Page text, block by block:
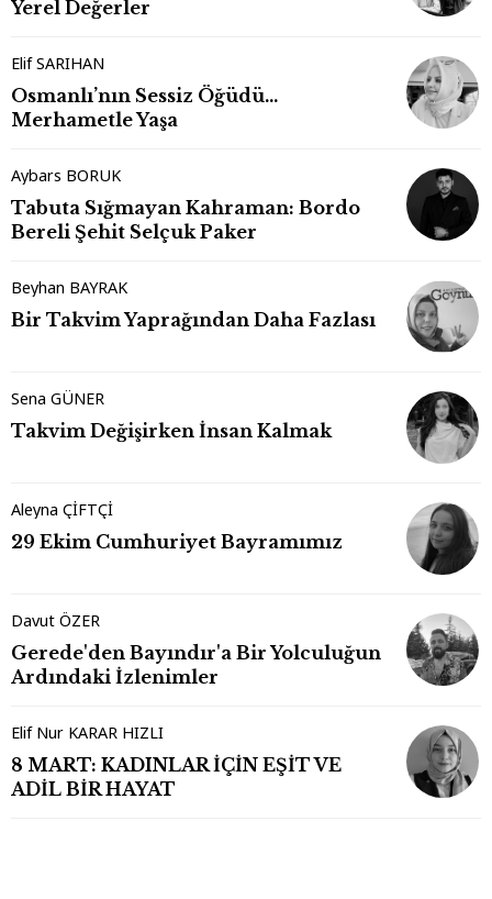
Yerel Değerler
Elif SARIHAN
Osmanlı’nın Sessiz Öğüdü…
Merhametle Yaşa
Aybars BORUK
Tabuta Sığmayan Kahraman: Bordo
Bereli Şehit Selçuk Paker
Beyhan BAYRAK
Bir Takvim Yaprağından Daha Fazlası
Sena GÜNER
Takvim Değişirken İnsan Kalmak
Aleyna ÇİFTÇİ
29 Ekim Cumhuriyet Bayramımız
Davut ÖZER
Gerede'den Bayındır'a Bir Yolculuğun
Ardındaki İzlenimler
Elif Nur KARAR HIZLI
8 MART: KADINLAR İÇİN EŞİT VE
ADİL BİR HAYAT